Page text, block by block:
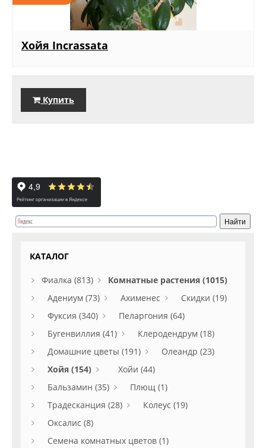
Хойя Incrassata
Купить
КАТАЛОГ
Фиалка (813)
Комнатные растения (1015)
Адениум (73)
Ахименес
Скидки (19)
Фуксия (340)
Пеларгония (64)
Бугенвиллия (41)
Клеродендрум (18)
Домашние цветы (191)
Олеандр (23)
Хойя (154)
Хойи (44)
Бальзамин (35)
Плющ (1)
Традесканция (28)
Колеус (19)
Оксалис (8)
Семена комнатных цветов (1)